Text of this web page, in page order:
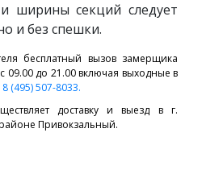
ширины секций следует
и без спешки.
бесплатный вызов замерщика
09.00 до 21.00 включая выходные в
8 (495) 507-8033.
доставку и выезд в г.
Привокзальный.